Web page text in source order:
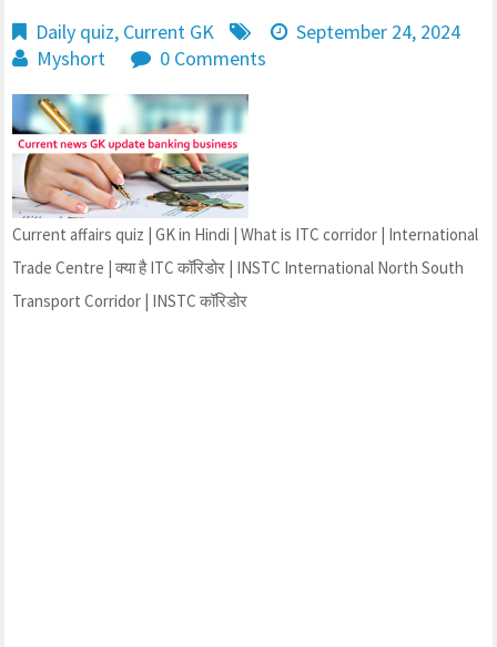
Daily quiz, Current GK
September 24, 2024
Myshort
0 Comments
Current affairs quiz | GK in Hindi | What is ITC corridor | International
Trade Centre | क्या है ITC कॉरिडोर | INSTC International North South
Transport Corridor | INSTC कॉरिडोर